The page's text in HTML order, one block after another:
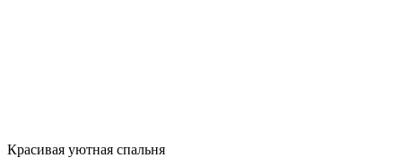
Красивая уютная спальня